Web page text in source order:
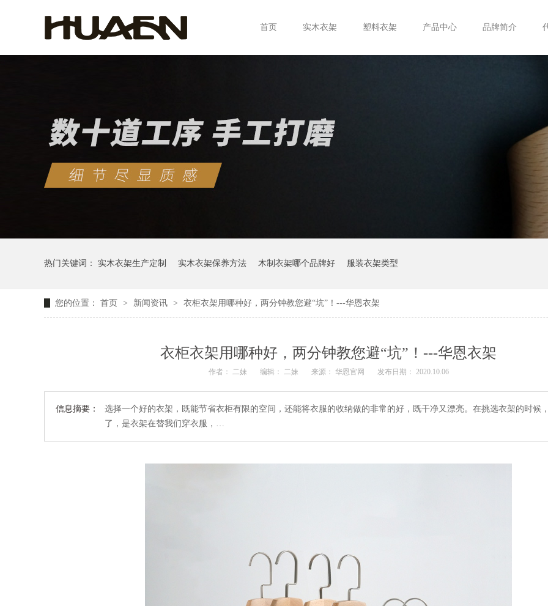
首页 实木衣架 塑料衣架 产品中心 品牌简介
热门关键词： 实木衣架生产定制 实木衣架保养方法 木制衣架哪个品牌好 服装衣架类型
您的位置： 首页 > 新闻资讯 > 衣柜衣架用哪种好，两分钟教您避“坑”！---华恩衣架
衣柜衣架用哪种好，两分钟教您避“坑”！---华恩衣架
作者： 二妹 编辑： 二妹 来源： 华恩官网 发布日期： 2020.10.06
信息摘要：
选择一个好的衣架，既能节省衣柜有限的空间，还能将衣服的收纳做的非常的好，既干净又漂亮。在挑选衣架的时候
了，是衣架在替我们穿衣服，…